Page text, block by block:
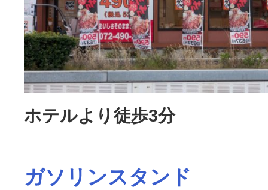
ホテルより徒歩3分
ガソリンスタンド